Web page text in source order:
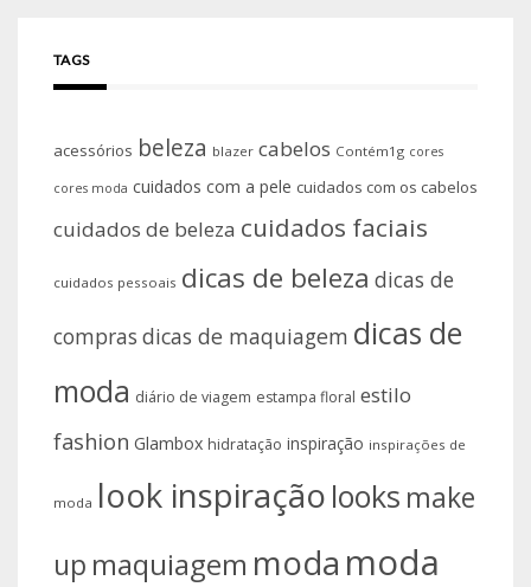
TAGS
acessórios beleza blazer cabelos Contém1g cores
cores moda cuidados com a pele cuidados com os cabelos
cuidados de beleza cuidados faciais
cuidados pessoais dicas de beleza dicas de
compras dicas de maquiagem dicas de
moda diário de viagem estampa floral estilo
fashion Glambox hidratação inspiração inspirações de
moda look inspiração looks make
up maquiagem moda moda